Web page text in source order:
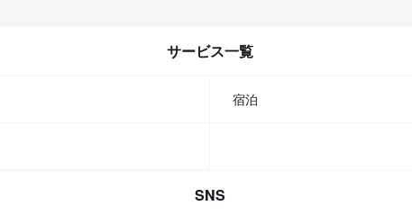
サービス一覧
宿泊
SNS